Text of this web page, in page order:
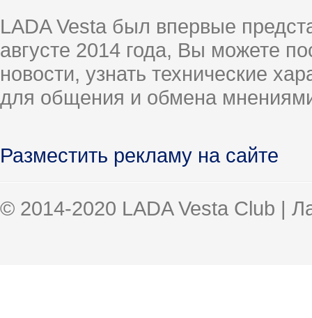
LADA Vesta был впервые
августе 2014 года, Вы можете
новости, узнать технические
для общения и обмена
Разместить рекламу на сайте
© 2014-2020 LADA Vesta Club |